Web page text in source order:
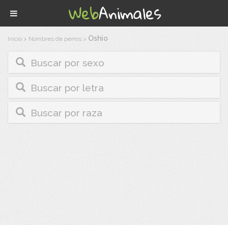
Inicio > Nombres de perros > Oshio
Buscar por sexo
Buscar por letra
Buscar por raza